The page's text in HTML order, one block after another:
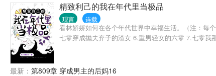
精致利己的我在年代里当极品
现言 连载
看林娇娇如何在各个年代世界中幸福生活。（注：每
七零穿成抛夫弃子的渣女 6.重男轻女的六零 7.七零我
最新： 第809章 穿成男主的后妈16